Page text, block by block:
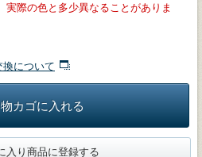
実際の色と多少異なることがありま
換について
カゴに入れる
入り商品に登録する